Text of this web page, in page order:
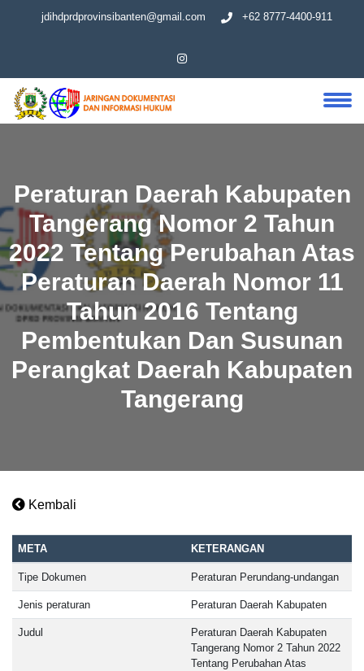
jdihdprdprovinsibanten@gmail.com +62 8777-4400-911
Peraturan Daerah Kabupaten
Tangerang Nomor 2 Tahun
2022 Tentang Perubahan Atas
Peraturan Daerah Nomor 11
Tahun 2016 Tentang
Pembentukan Dan Susunan
Perangkat Daerah Kabupaten
Tangerang
Kembali
META KETERANGAN
Tipe Dokumen Peraturan Perundang-undangan
Jenis peraturan Peraturan Daerah Kabupaten
Judul
Peraturan Daerah Kabupaten
Tangerang Nomor 2 Tahun 2022
Tentang Perubahan Atas